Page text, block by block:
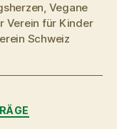
, Vegane
Verein für Kinder
Schweiz